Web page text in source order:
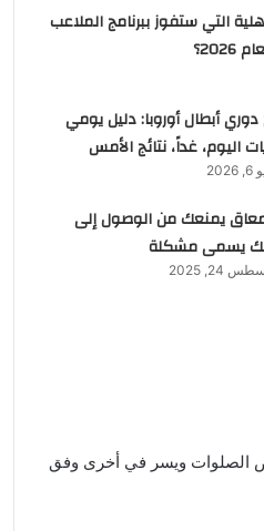
التي ستفوز ببرنامج الملاعب
دوري أبطال أوروبا: دليل يومي
اليوم، غداً، نتائج الأمس
يمنعك من الوصول إلى
يسمى مشكلة
24, 2025
الصلوات ويسر في أخرى وفق